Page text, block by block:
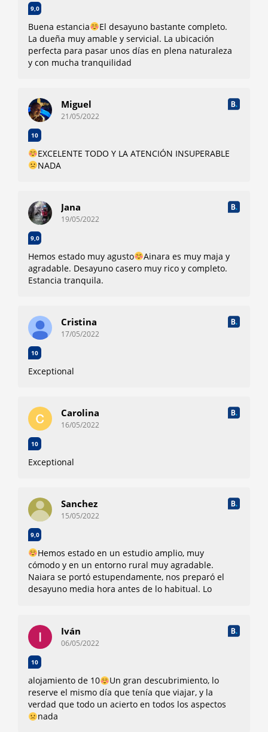
9,0
Buena estancia
El desayuno bastante completo.
La dueña muy amable y servicial. La ubicación
perfecta para pasar unos días en plena naturaleza
y con mucha tranquilidad
Miguel
21/05/2022
10
EXCELENTE TODO Y LA ATENCIÓN INSUPERABLE
NADA
Jana
19/05/2022
9,0
Hemos estado muy agusto
Ainara es muy maja y
agradable. Desayuno casero muy rico y completo.
Estancia tranquila.
Cristina
17/05/2022
10
Exceptional
Carolina
16/05/2022
10
Exceptional
Sanchez
15/05/2022
9,0
Hemos estado en un estudio amplio, muy
cómodo y en un entorno rural muy agradable.
Naiara se portó estupendamente, nos preparó el
desayuno media hora antes de lo habitual. Lo
Iván
06/05/2022
10
alojamiento de 10
Un gran descubrimiento, lo
reserve el mismo día que tenía que viajar, y la
verdad que todo un acierto en todos los aspectos
nada